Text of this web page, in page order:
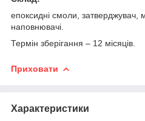
епоксидні смоли, затверджувач,
наповнювачі.
Термін зберігання – 12 місяців.
Приховати
Характеристики